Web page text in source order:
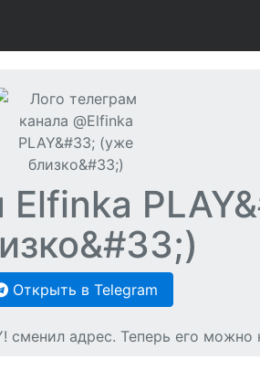
Elfinka
Открыть в Telegram
сменил адрес. Теперь его можно